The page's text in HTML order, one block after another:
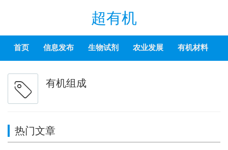
超有机
首页 信息发布 生物试剂 农业发展 有机材料
有机组成
热门文章